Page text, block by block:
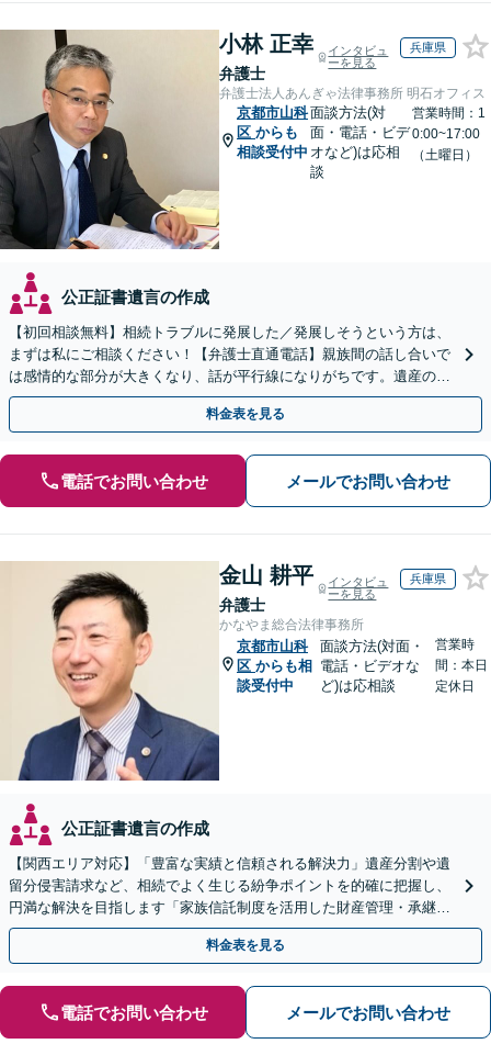
小林 正幸
弁護士
インタビュ
ーを見る
兵庫県
弁護士法人あんぎゃ法律事務所 明石オフィス
京都市山科
区 からも
相談受付中
面談方法(対
面・電話・ビデ
オなど)は応相
談
営業時間：1
0:00~17:00
（土曜日）
公正証書遺言の作成
【初回相談無料】相続トラブルに発展した／発展しそうという方は、
まずは私にご相談ください！【弁護士直通電話】親族間の話し合いで
は感情的な部分が大きくなり、話が平行線になりがちです。遺産の使
い込みもご相談ください。泥沼化する前にお電話ください。
料金表を見る
電話でお問い合わせ メールでお問い合わせ
金山 耕平
弁護士
インタビュ
ーを見る
兵庫県
かなやま総合法律事務所
京都市山科
区 からも相
談受付中
面談方法(対面・
電話・ビデオな
ど)は応相談
営業時
間：本日
定休日
公正証書遺言の作成
【関西エリア対応】「豊富な実績と信頼される解決力」遺産分割や遺
留分侵害請求など、相続でよく生じる紛争ポイントを的確に把握し、
円満な解決を目指します「家族信託制度を活用した財産管理・承継プ
ランのご提案」「次世代へ想いを託す円滑な事業承継」
料金表を見る
電話でお問い合わせ メールでお問い合わせ